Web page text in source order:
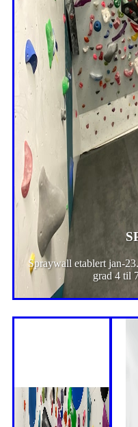
Spraywall etablert jan-
grad 4 til